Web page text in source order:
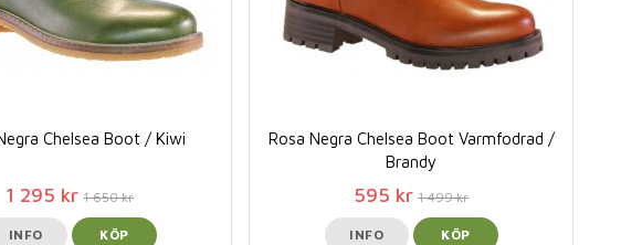
Chelsea Boot / Kiwi
1 295 kr 1 650 kr
INFO KÖP
Rosa Negra Chelsea Boot Varmfodrad /
Brandy
595 kr 1 499 kr
INFO KÖP